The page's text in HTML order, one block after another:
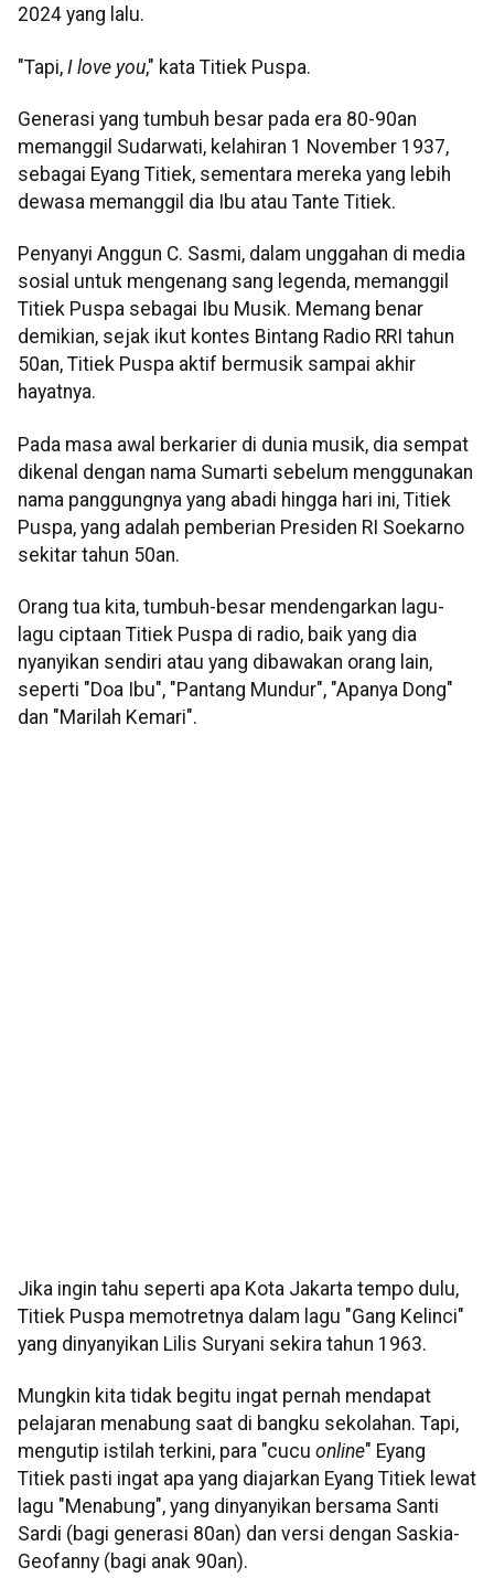
2024 yang lalu.
"Tapi, I love you," kata Titiek Puspa.
Generasi yang tumbuh besar pada era 80-90an
memanggil Sudarwati, kelahiran 1 November 1937,
sebagai Eyang Titiek, sementara mereka yang lebih
dewasa memanggil dia Ibu atau Tante Titiek.
Penyanyi Anggun C. Sasmi, dalam unggahan di media
sosial untuk mengenang sang legenda, memanggil
Titiek Puspa sebagai Ibu Musik. Memang benar
demikian, sejak ikut kontes Bintang Radio RRI tahun
50an, Titiek Puspa aktif bermusik sampai akhir
hayatnya.
Pada masa awal berkarier di dunia musik, dia sempat
dikenal dengan nama Sumarti sebelum menggunakan
nama panggungnya yang abadi hingga hari ini, Titiek
Puspa, yang adalah pemberian Presiden RI Soekarno
sekitar tahun 50an.
Orang tua kita, tumbuh-besar mendengarkan lagu-
lagu ciptaan Titiek Puspa di radio, baik yang dia
nyanyikan sendiri atau yang dibawakan orang lain,
seperti "Doa Ibu", "Pantang Mundur", "Apanya Dong"
dan "Marilah Kemari".
Jika ingin tahu seperti apa Kota Jakarta tempo dulu,
Titiek Puspa memotretnya dalam lagu "Gang Kelinci"
yang dinyanyikan Lilis Suryani sekira tahun 1963.
Mungkin kita tidak begitu ingat pernah mendapat
pelajaran menabung saat di bangku sekolahan. Tapi,
mengutip istilah terkini, para "cucu online" Eyang
Titiek pasti ingat apa yang diajarkan Eyang Titiek lewat
lagu "Menabung", yang dinyanyikan bersama Santi
Sardi (bagi generasi 80an) dan versi dengan Saskia-
Geofanny (bagi anak 90an).